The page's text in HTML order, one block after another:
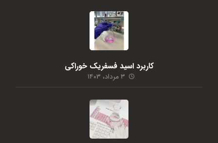
کاربرد اسید فسفریک خوراکی
۳ مرداد، ۱۴۰۳